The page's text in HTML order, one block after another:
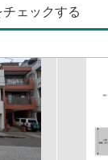
ェックする